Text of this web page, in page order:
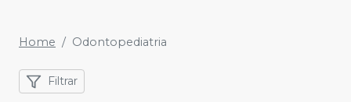
Home Odontopediatria
Filtrar